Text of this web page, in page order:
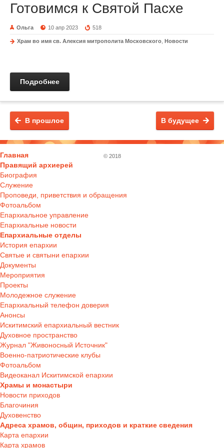
Готовимся к Святой Пасхе
Ольга 10 апр 2023 518
Храм во имя св. Алексия митрополита Московского Новости
Подробнее
В будущее
В прошлое
Главная
Правящий архиерей
Биография
Служение
Проповеди, приветствия и обращения
Фотоальбом
Епархиальное управление
Епархиальные новости
Епархиальные отделы
История епархии
Святые и святыни епархии
Документы
Мероприятия
Проекты
Молодежное служение
Епархиальный телефон доверия
Анонсы
Искитимский епархиальный вестник
Духовное пространство
Журнал "Живоносный Источник"
Военно-патриотические клубы
Фотоальбом
Видеоканал Искитимской епархии
Храмы и монастыри
Новости приходов
Благочиния
Духовенство
Адреса храмов, общин, приходов и краткие сведения
Карта епархии
Карта храмов
© 2018